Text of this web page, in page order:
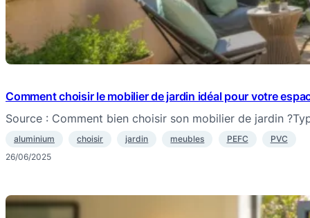
Comment choisir le mobilier de jardin idéal pour votre
Source : Comment bien choisir son mobilier de jardin
aluminium choisir jardin meubles PEFC
PVC
26/06/2025